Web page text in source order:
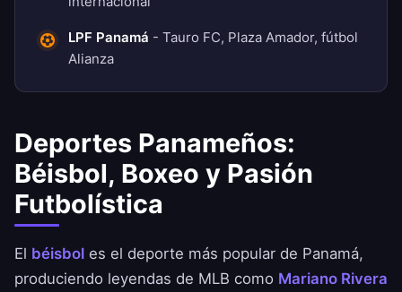
LPF Panamá - Tauro FC, Plaza Amador, fútbol
Alianza
Deportes Panameños:
Béisbol, Boxeo y Pasión
Futbolística
El béisbol es el deporte más popular de Panamá,
produciendo leyendas de MLB como Mariano Rivera